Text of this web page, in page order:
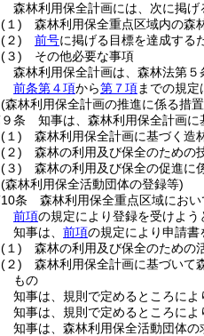
森林利用保全計画には、次に掲げ
(１)
森林利用保全重点区域内の森
(２)
前号に掲げる目標を達成する
(３)
その他必要な事項
森林利用保全計画は、森林法第
前条第４項から第７項までの規
(森林利用保全計画の推進に係る措
条
知事は、森林利用保全計画に
(１)
森林利用保全計画に基づく造
(２)
森林の利用及び保全のための
(３)
森林の利用及び保全の促進に
(森林利用保全活動団体の登録等)
条
森林利用保全重点区域にお
前項の規定により登録を受けよう
知事は、 前項の規定により申請書
(１)
森林の利用及び保全のための
(２)
森林利用保全計画に基づいて
もの
知事は、規則で定めるところによ
知事は、規則で定めるところによ
知事は、森林利用保全活動団体の